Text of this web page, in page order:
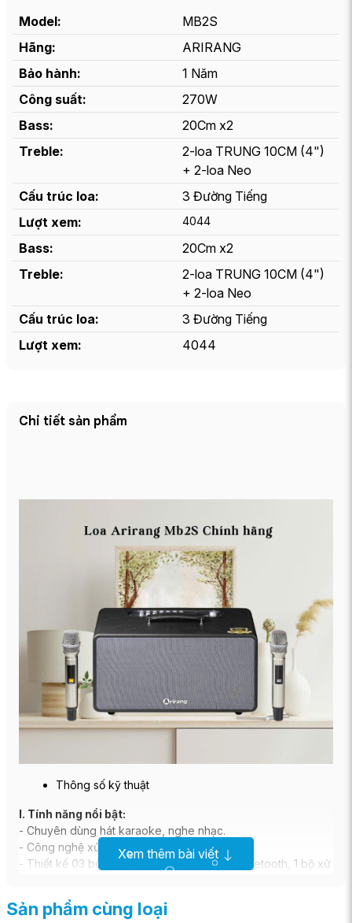
Model:
MB2S
Hãng:
ARIRANG
Bảo hành:
1 Năm
Công suất:
270W
Bass:
20Cm x2
Treble:
2-loa TRUNG 10CM (4")
+ 2-loa Neo
Cấu trúc loa:
3 Đường Tiếng
Lượt xem:
4044
Bass:
20Cm x2
Treble:
2-loa TRUNG 10CM (4")
+ 2-loa Neo
Cấu trúc loa:
3 Đường Tiếng
Lượt xem:
4044
Chi tiết sản phẩm
Thông số kỹ thuật
I. Tính năng nổi bật:
- Chuyên dùng hát karaoke, nghe nhạc.
- Công nghệ xử lý âm thanh kỹ thuật số DSP.
- Thiết kế 03 bộ DSP. 1 bộ dùng riêng cho Bluetooth, 1 bộ xử
- Kèm 02 Micro không dây vỏ kim loại, đầu thu chất lượng
Xem thêm bài viết
Sản phẩm cùng loại